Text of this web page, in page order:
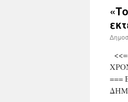
===